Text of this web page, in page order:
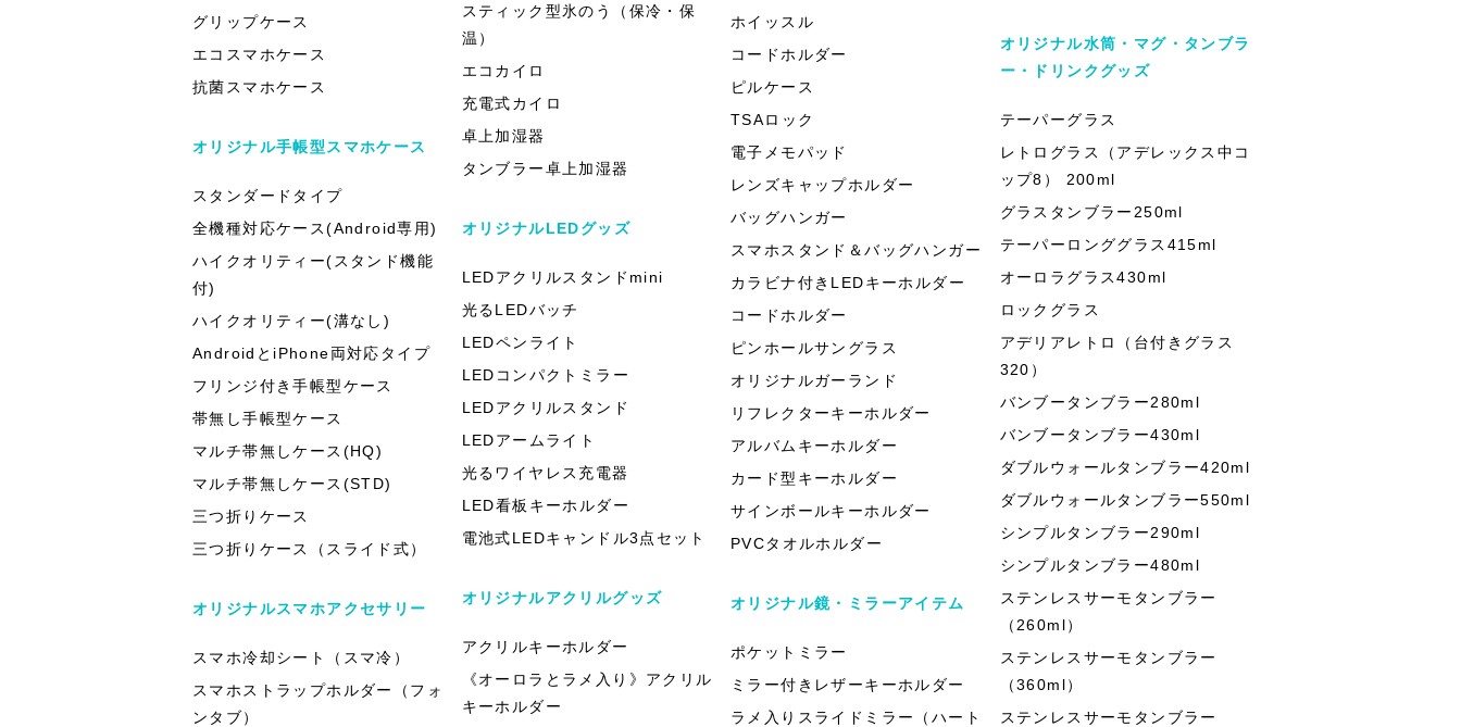
グリップケース
エコスマホケース
抗菌スマホケース
オリジナル手帳型スマホケース
スタンダードタイプ
全機種対応ケース(Android専用)
ハイクオリティー(スタンド機能
付)
ハイクオリティー(溝なし)
AndroidとiPhone両対応タイプ
フリンジ付き手帳型ケース
帯無し手帳型ケース
マルチ帯無しケース(HQ)
マルチ帯無しケース(STD)
三つ折りケース
三つ折りケース（スライド式）
オリジナルスマホアクセサリー
スマホ冷却シート（スマ冷）
スマホストラップホルダー（フォ
ンタブ）
スティック型氷のう（保冷・保
温）
エコカイロ
充電式カイロ
卓上加湿器
タンブラー卓上加湿器
オリジナルLEDグッズ
LEDアクリルスタンドmini
光るLEDバッチ
LEDペンライト
LEDコンパクトミラー
LEDアクリルスタンド
LEDアームライト
光るワイヤレス充電器
LED看板キーホルダー
電池式LEDキャンドル3点セット
オリジナルアクリルグッズ
アクリルキーホルダー
《オーロラとラメ入り》アクリル
キーホルダー
ホイッスル
コードホルダー
ピルケース
TSAロック
電子メモパッド
レンズキャップホルダー
バッグハンガー
スマホスタンド＆バッグハンガー
カラビナ付きLEDキーホルダー
コードホルダー
ピンホールサングラス
オリジナルガーランド
リフレクターキーホルダー
アルバムキーホルダー
カード型キーホルダー
サインボールキーホルダー
PVCタオルホルダー
オリジナル鏡・ミラーアイテム
ポケットミラー
ミラー付きレザーキーホルダー
ラメ入りスライドミラー（ハート
オリジナル水筒・マグ・タンブラ
ー・ドリンクグッズ
テーパーグラス
レトログラス（アデレックス中コ
ップ8） 200ml
グラスタンブラー250ml
テーパーロンググラス415ml
オーロラグラス430ml
ロックグラス
アデリアレトロ（台付きグラス
320）
バンブータンブラー280ml
バンブータンブラー430ml
ダブルウォールタンブラー420ml
ダブルウォールタンブラー550ml
シンプルタンブラー290ml
シンプルタンブラー480ml
ステンレスサーモタンブラー
（260ml）
ステンレスサーモタンブラー
（360ml）
ステンレスサーモタンブラー